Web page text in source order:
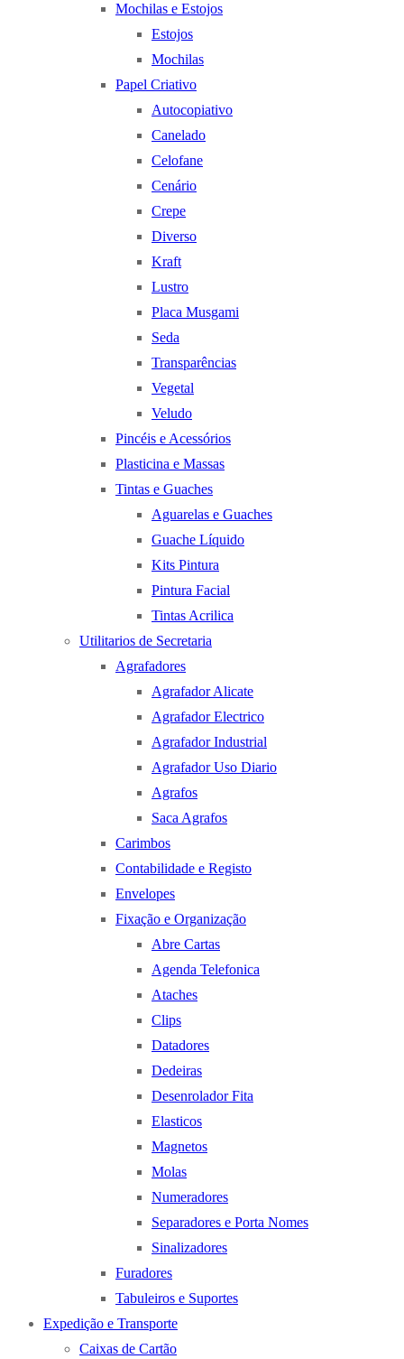
Mochilas e Estojos
Estojos
Mochilas
Papel Criativo
Autocopiativo
Canelado
Celofane
Cenário
Crepe
Diverso
Kraft
Lustro
Placa Musgami
Seda
Transparências
Vegetal
Veludo
Pincéis e Acessórios
Plasticina e Massas
Tintas e Guaches
Aguarelas e Guaches
Guache Líquido
Kits Pintura
Pintura Facial
Tintas Acrilica
Utilitarios de Secretaria
Agrafadores
Agrafador Alicate
Agrafador Electrico
Agrafador Industrial
Agrafador Uso Diario
Agrafos
Saca Agrafos
Carimbos
Contabilidade e Registo
Envelopes
Fixação e Organização
Abre Cartas
Agenda Telefonica
Ataches
Clips
Datadores
Dedeiras
Desenrolador Fita
Elasticos
Magnetos
Molas
Numeradores
Separadores e Porta Nomes
Sinalizadores
Furadores
Tabuleiros e Suportes
Expedição e Transporte
Caixas de Cartão